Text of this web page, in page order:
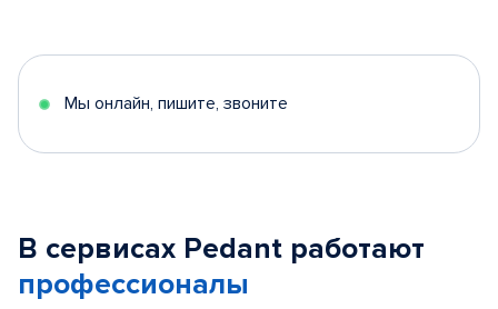
Мы онлайн, пишите, звоните
В сервисах Pedant работают
профессионалы